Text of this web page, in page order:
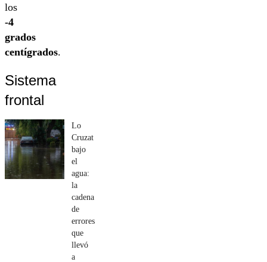
los
-4
grados
centígrados.
Sistema
frontal
Lo
Cruzat
bajo
el
agua:
la
cadena
de
errores
que
llevó
a